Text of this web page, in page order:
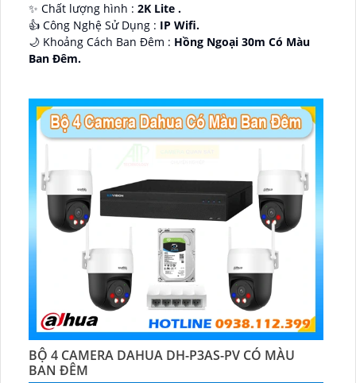
✨ Chất lượng hình : 2K Lite .
👍 Công Nghệ Sử Dụng : IP Wifi.
🌙 Khoảng Cách Ban Đêm : Hồng Ngoại 30m Có Màu
Ban Ðêm.
BỘ 4 CAMERA DAHUA DH-P3AS-PV CÓ MÀU
BAN ĐÊM